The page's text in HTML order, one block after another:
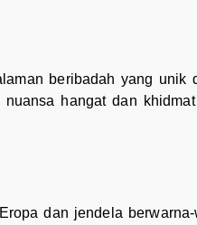
beribadah yang
hangat dan
dan jendela